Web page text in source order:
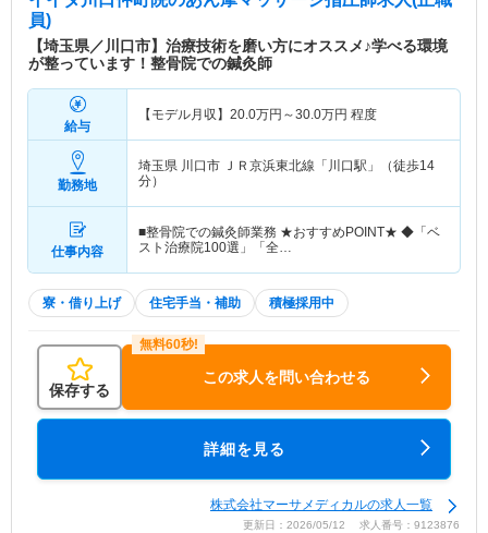
員)
【埼玉県／川口市】治療技術を磨い方にオススメ♪学べる環境
が整っています！整骨院での鍼灸師
給与
【モデル月収】 20.0万円～30.0万円 程度
勤務地
埼玉県 川口市 ＪＲ京浜東北線「川口駅」（徒歩14
分）
仕事内容
■整骨院での鍼灸師業務 ★おすすめPOINT★ ◆「ベ
スト治療院100選」「全…
寮・借り上げ 住宅手当・補助 積極採用中
保存する
この求人を問い合わせる
詳細を見る
株式会社マーサメディカルの求人一覧
更新日：2026/05/12 求人番号：9123876